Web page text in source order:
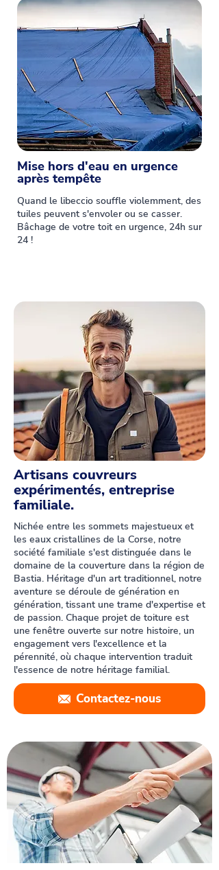
Mise hors d'eau en urgence
après tempête
Quand le libeccio souffle violemment, des
tuiles peuvent s'envoler ou se casser.
Bâchage de votre toit en urgence, 24h sur
24 !
Artisans couvreurs
expérimentés, entreprise
familiale.
Nichée entre les sommets majestueux et
les eaux cristallines de la Corse, notre
société familiale s'est distinguée dans le
domaine de la couverture dans la région de
Bastia. Héritage d'un art traditionnel, notre
aventure se déroule de génération en
génération, tissant une trame d'expertise et
de passion. Chaque projet de toiture est
une fenêtre ouverte sur notre histoire, un
engagement vers l'excellence et la
pérennité, où chaque intervention traduit
l'essence de notre héritage familial.
Contactez-nous